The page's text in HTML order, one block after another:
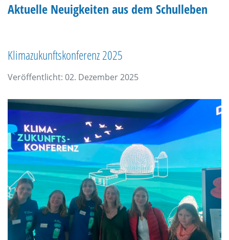
Aktuelle Neuigkeiten aus dem Schulleben
Klimazukunftskonferenz 2025
Veröffentlicht: 02. Dezember 2025